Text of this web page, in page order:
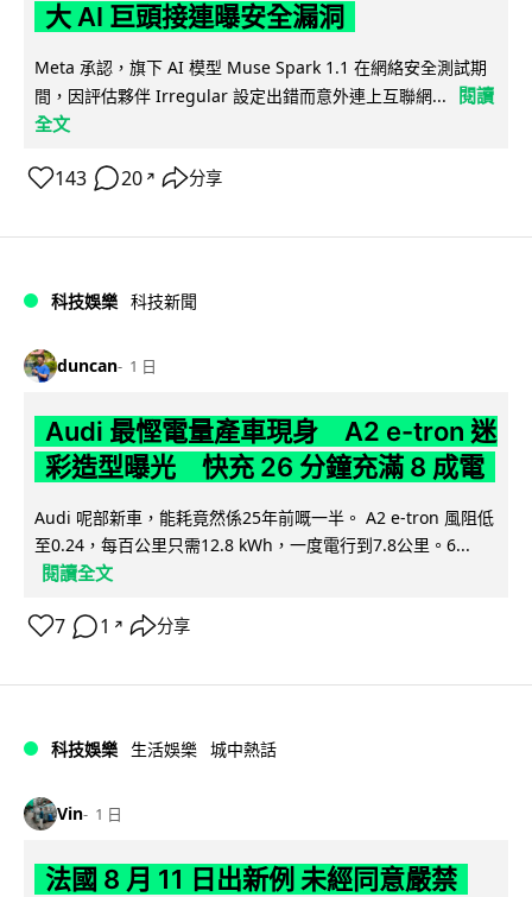
大 AI 巨頭接連曝安全漏洞
Meta 承認，旗下 AI 模型 Muse Spark 1.1 在網絡安全測試期
間，因評估夥伴 Irregular 設定出錯而意外連上互聯網...
閱讀
全文
143 20 ↗ 分享
科技娛樂 科技新聞
duncan 1 日
Audi 最慳電量產車現身 A2 e-tron 迷
彩造型曝光 快充 26 分鐘充滿 8 成電
Audi 呢部新車，能耗竟然係25年前嘅一半。 A2 e-tron 風阻低
至0.24，每百公里只需12.8 kWh，一度電行到7.8公里。6...
閱讀全文
7 1 ↗ 分享
科技娛樂 生活娛樂 城中熱話
Vin 1 日
法國 8 月 11 日出新例 未經同意嚴禁